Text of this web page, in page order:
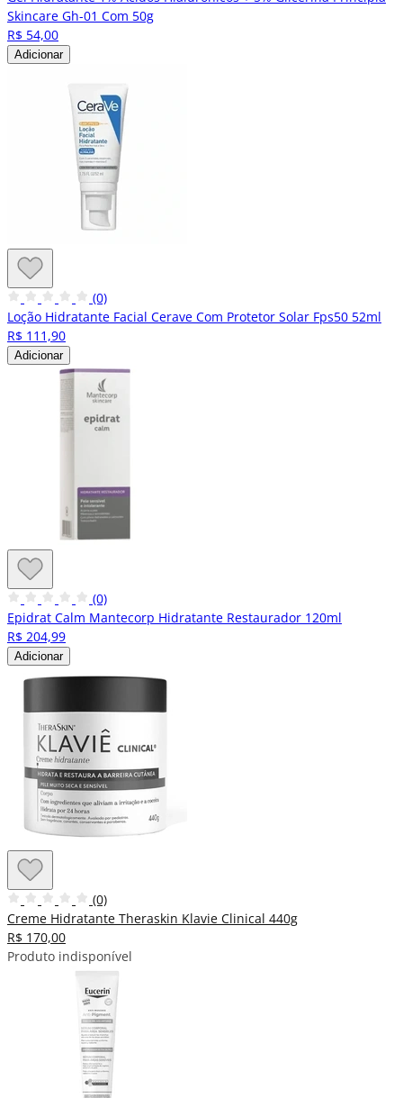
Skincare Gh-01 Com 50g
R$ 54,00
Adicionar
(0)
Loção Hidratante Facial Cerave Com Protetor Solar Fps50 52ml
R$ 111,90
Adicionar
(0)
Epidrat Calm Mantecorp Hidratante Restaurador 120ml
R$ 204,99
Adicionar
(0)
Creme Hidratante Theraskin Klavie Clinical 440g
R$ 170,00
Produto indisponível